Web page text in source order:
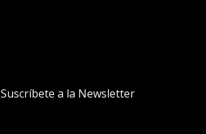
Suscríbete a la Newsletter